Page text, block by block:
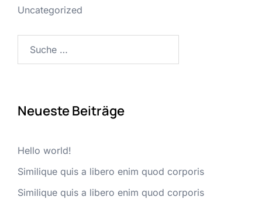
Uncategorized
nach:
Neueste Beiträge
Hello world!
Similique quis a libero enim quod corporis
Similique quis a libero enim quod corporis